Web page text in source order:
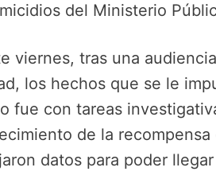
del Ministerio
viernes, tras una
los hechos que se le
fue con tareas
de la
datos para poder